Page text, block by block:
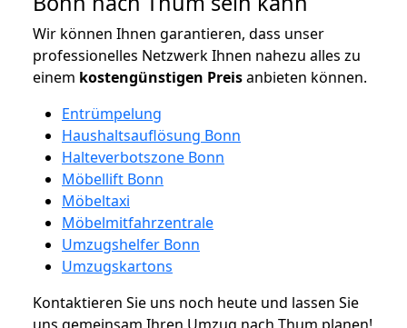
Wir können Ihnen garantieren, dass unser
professionelles Netzwerk Ihnen nahezu alles zu
einem kostengünstigen Preisanbieten können.
Entrümpelung
Haushaltsauflösung Bonn
Halteverbotszone Bonn
Möbellift Bonn
Möbeltaxi
Möbelmitfahrzentrale
Umzugshelfer Bonn
Umzugskartons
Kontaktieren Sie uns noch heute und lassen Sie
uns gemeinsam Ihren Umzug nach Thum planen!